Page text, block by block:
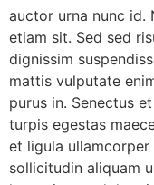
auctor urna nunc id.
etiam sit. Sed sed
dignissim
mattis vulputate
purus in. Senectus
turpis egestas
et ligula ullamcorper
sollicitudin aliquam